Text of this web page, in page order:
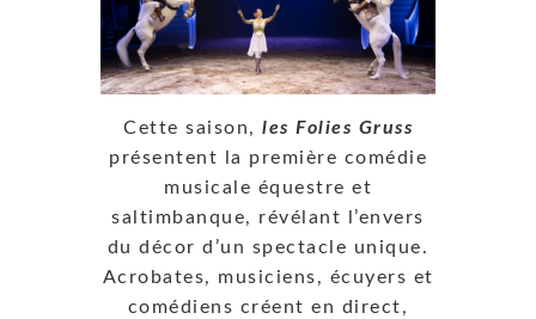
Cette saison, les Folies Gruss
présentent la première comédie
musicale équestre et
saltimbanque, révélant l’envers
du décor d’un spectacle unique.
Acrobates, musiciens, écuyers et
comédiens créent en direct,